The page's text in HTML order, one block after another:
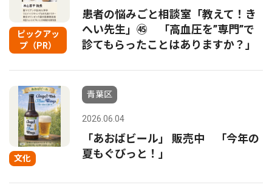
ピックアッ
プ（PR）
患者の悩みごと相談室「教えて！き
へい先生」㊺ 「高血圧を”専門”で
診てもらったことはありますか？」
文化
青葉区
2026.06.04
「あおばビール」 販売中 「今年の
夏もぐびっと！」